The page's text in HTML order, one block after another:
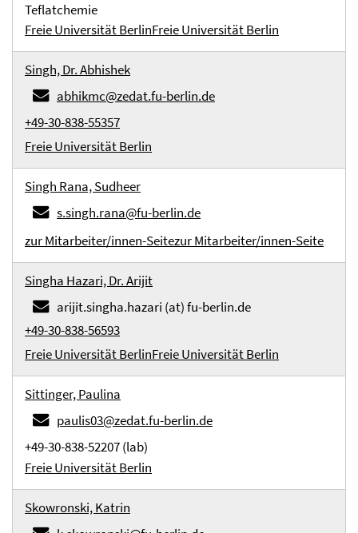
Teflatchemie
Freie Universität BerlinFreie Universität Berlin
Singh, Dr. Abhishek
abhikmc@zedat.fu-berlin.de
+49-30-838-55357
Freie Universität Berlin
Singh Rana, Sudheer
s.singh.rana@fu-berlin.de
zur Mitarbeiter/innen-Seitezur Mitarbeiter/innen-Seite
Singha Hazari, Dr. Arijit
arijit.singha.hazari (at) fu-berlin.de
+49-30-838-56593
Freie Universität BerlinFreie Universität Berlin
Sittinger, Paulina
paulis03@zedat.fu-berlin.de
+49-30-838-52207 (lab)
Freie Universität Berlin
Skowronski, Katrin